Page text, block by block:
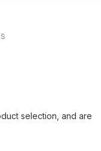
selection, and are